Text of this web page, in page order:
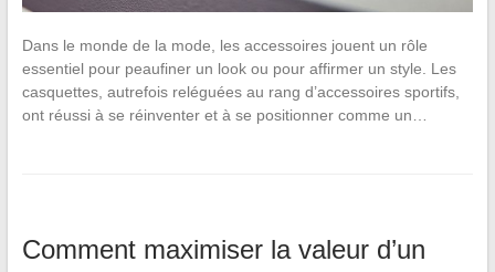
Dans le monde de la mode, les accessoires jouent un rôle
essentiel pour peaufiner un look ou pour affirmer un style. Les
casquettes, autrefois reléguées au rang d’accessoires sportifs,
ont réussi à se réinventer et à se positionner comme un…
Comment maximiser la valeur d’un